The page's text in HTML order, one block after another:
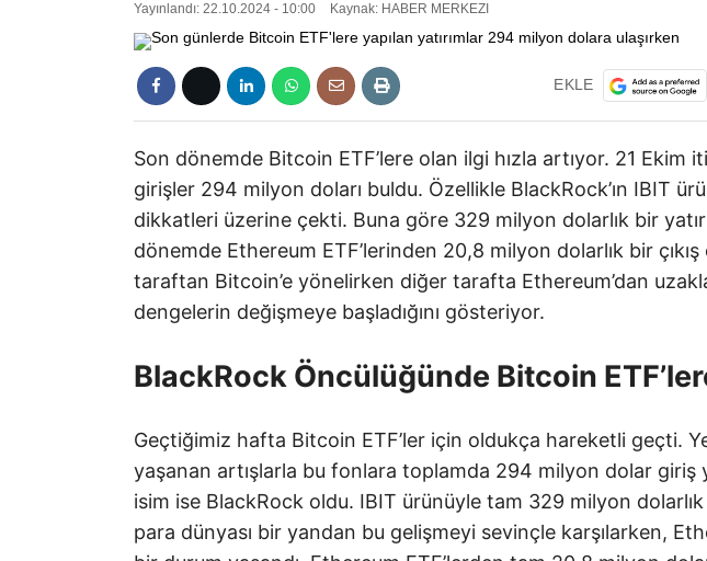
Yayınlandı: 22.10.2024 - 10:00 Kaynak: HABER MERKEZI
EKLE
Son dönemde Bitcoin ETF’lere olan ilgi hızla artıyor. 21 Ekim
girişler 294 milyon doları buldu. Özellikle BlackRock’ın IBIT
dikkatleri üzerine çekti. Buna göre 329 milyon dolarlık bir
dönemde Ethereum ETF’lerinden 20,8 milyon dolarlık bir çıkış
taraftan Bitcoin’e yönelirken diğer tarafta Ethereum’dan
dengelerin değişmeye başladığını gösteriyor.
BlackRock Öncülüğünde Bitcoin
Geçtiğimiz hafta Bitcoin ETF’ler için oldukça hareketli geçti.
yaşanan artışlarla bu fonlara toplamda 294 milyon dolar giriş
isim ise BlackRock oldu. IBIT ürünüyle tam 329 milyon
para dünyası bir yandan bu gelişmeyi sevinçle karşılarken,